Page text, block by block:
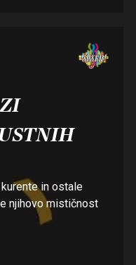
in ostale
njihovo mističnost